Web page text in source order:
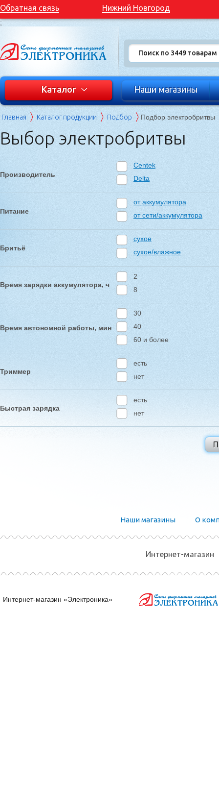
Обратная связь Нижний Новгород
;
Каталог Наши магазины
Главная Каталог продукции Подбор Подбор электробритвы
Выбор электробритвы
Производитель
Centek
Delta
Питание
от аккумулятора
от сети/аккумулятора
Бритьё
сухое
сухое/влажное
Время зарядки аккумулятора, ч
2
8
Время автономной работы, мин
30
40
60 и более
Триммер
есть
нет
Быстрая зарядка
есть
нет
Наши магазины О
Интернет-магазин
Интернет-магазин «Электроника»